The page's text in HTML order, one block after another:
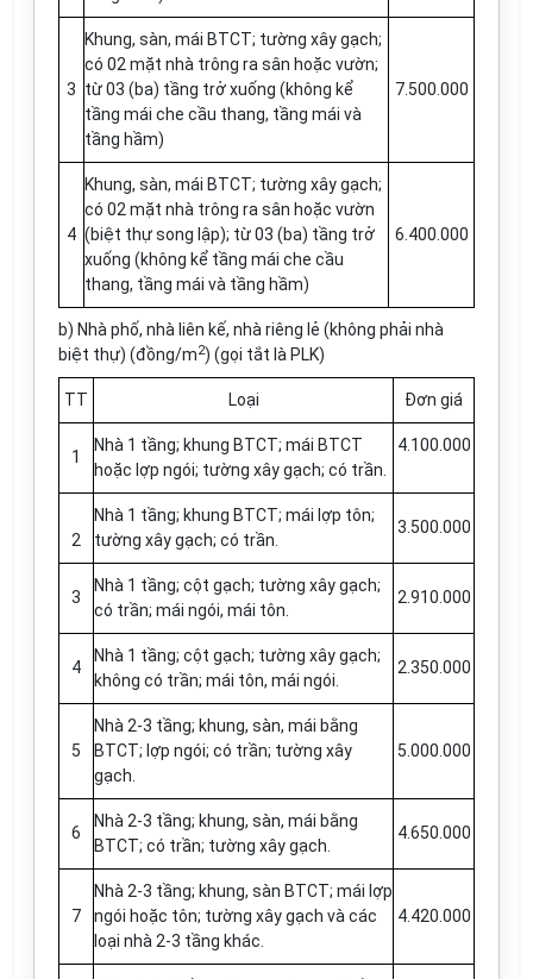
3
Khung, sàn, mái BTCT; tường xây gạch;
có 02 mặt nhà trông ra sân hoặc vườn;
từ 03 (ba) tầng trở xuống (không kể
tầng mái che cầu thang, tầng mái và
tầng hầm)
7.500.000
4
Khung, sàn, mái BTCT; tường xây gạch;
có 02 mặt nhà trông ra sân hoặc vườn
(biệt thự song lập); từ 03 (ba) tầng trở
xuống (không kể tầng mái che cầu
thang, tầng mái và tầng hầm)
6.400.000
b) Nhà phố, nhà liên kế, nhà riêng lẻ (không phải nhà
biệt thự) (đồng/m2) (gọi tắt là PLK)
TT Loại Đơn giá
1
Nhà 1 tầng; khung BTCT; mái BTCT
hoặc l ợp ngói; tường xây gạch; có trần.
4.100.000
2
Nhà 1 tầng; khung BTCT; mái lợp tôn;
tường xây gạch; có trần.
3.500.000
3
Nhà 1 tầng; cột gạch; tường xây gạch;
có trần; mái ngói, mái tôn.
2.910.000
4
Nhà 1 tầng; cột gạch; tường xây gạch;
không có trần; mái tôn, mái ngói.
2.350.000
5
Nhà 2-3 tầng; khung, sàn, mái bằng
BTCT; lợp ngói; có trần; tường xây
gạch.
5.000.000
6
Nhà 2-3 tầng; khung, sàn, mái bằng
BTCT; có trần; tường xây gạch.
4.650.000
7
Nhà 2-3 tầng; khung, sàn BTCT; mái lợp
ngói hoặc tôn; tường xây gạch và các
loại nhà 2-3 tầng khác.
4.420.000